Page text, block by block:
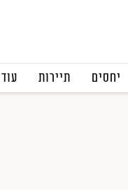
יחסים תיירות עוד